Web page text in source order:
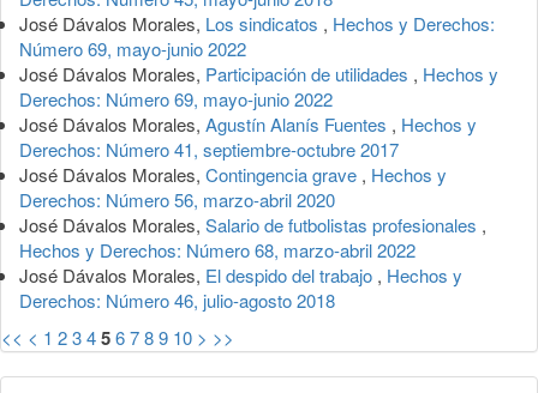
José Dávalos Morales, Los sindicatos , Hechos y Derechos:
Número 69, mayo-junio 2022
José Dávalos Morales, Participación de utilidades , Hechos y
Derechos: Número 69, mayo-junio 2022
José Dávalos Morales, Agustín Alanís Fuentes , Hechos y
Derechos: Número 41, septiembre-octubre 2017
José Dávalos Morales, Contingencia grave , Hechos y
Derechos: Número 56, marzo-abril 2020
José Dávalos Morales, Salario de futbolistas profesionales ,
Hechos y Derechos: Número 68, marzo-abril 2022
José Dávalos Morales, El despido del trabajo , Hechos y
Derechos: Número 46, julio-agosto 2018
<< < 1 23456789 10 > >>